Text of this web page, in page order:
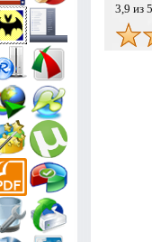
3,9 из